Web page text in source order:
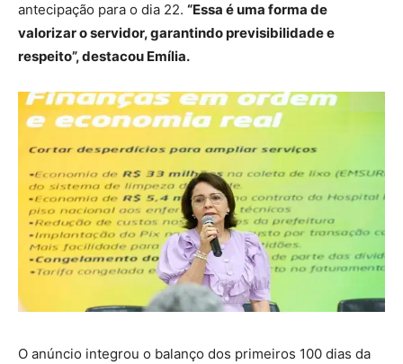
antecipação para o dia 22. “Essa é uma forma de
valorizar o servidor, garantindo previsibilidade e
respeito”, destacou Emília.
O anúncio integrou o balanço dos primeiros 100 dias da